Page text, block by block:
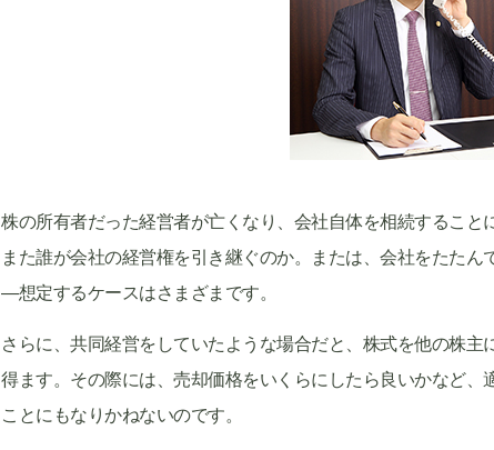
株の所有者だった経営者が亡くなり、会社自体を相続すること
また誰が会社の経営権を引き継ぐのか。または、会社をたた
―想定するケースはさまざまです。
さらに、共同経営をしていたような場合だと、株式を他の株
得ます。その際には、売却価格をいくらにしたら良いかなど、
ことにもなりかねないのです。